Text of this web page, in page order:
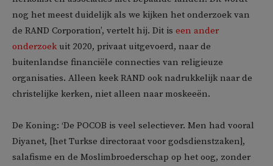
nog het meest duidelijk als we kijken het onderzoek van
de RAND Corporation’, vertelt hij. Dit is een ander
onderzoekuit 2020, privaat uitgevoerd, naar de
buitenlandse financiële connecties van religieuze
organisaties. Alleen keek RAND ook nadrukkelijk naar de
christelijke kerken, niet alleen naar moskeeën.
De Koning: ‘De POCOB is veel selectiever. Men had vooral
Diyanet, [het Turkse directoraat voor godsdienstzaken],
salafisme en de Moslimbroederschap op het oog, zonder